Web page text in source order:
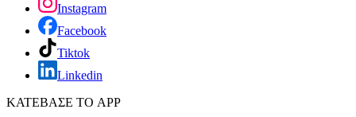
Instagram
Facebook
Tiktok
Linkedin
ΚΑΤΕΒΑΣΕ ΤΟ APP